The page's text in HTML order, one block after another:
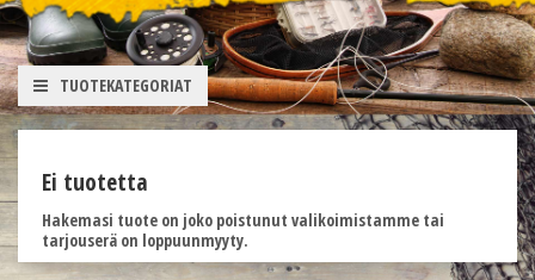
TUOTEKATEGORIAT
Ei tuotetta
Hakemasi tuote on joko poistunut valikoimistamme tai
tarjouserä on loppuunmyyty.